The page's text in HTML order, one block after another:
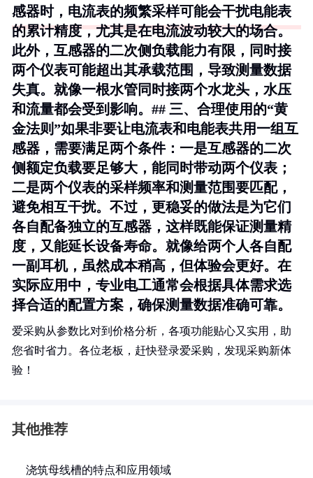
感器时，电流表的频繁采样可能会干扰电能表
的累计精度，尤其是在电流波动较大的场合。
此外，互感器的二次侧负载能力有限，同时接
两个仪表可能超出其承载范围，导致测量数据
失真。就像一根水管同时接两个水龙头，水压
和流量都会受到影响。## 三、合理使用的“黄
金法则”如果非要让电流表和电能表共用一组互
感器，需要满足两个条件：一是互感器的二次
侧额定负载要足够大，能同时带动两个仪表；
二是两个仪表的采样频率和测量范围要匹配，
避免相互干扰。不过，更稳妥的做法是为它们
各自配备独立的互感器，这样既能保证测量精
度，又能延长设备寿命。就像给两个人各自配
一副耳机，虽然成本稍高，但体验会更好。在
实际应用中，专业电工通常会根据具体需求选
择合适的配置方案，确保测量数据准确可靠。
爱采购从参数比对到价格分析，各项功能贴心又实用，助
您省时省力。各位老板，赶快登录爱采购，发现采购新体
验！
其他推荐
浇筑母线槽的特点和应用领域